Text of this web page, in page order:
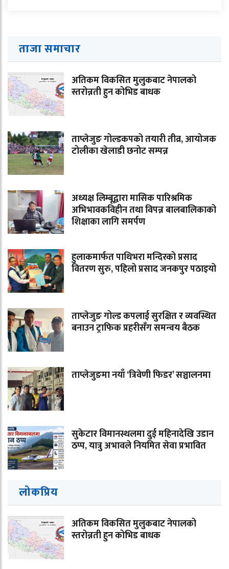
ताजा समाचार
अतिकम विकसित मुलुकबाट नेपालको
स्तरोन्नती हुन कोभिड बाधक
ताप्लेजुङ गोल्डकपको तयारी तीव्र, आयोजक
टोलीका खेलाडी छनोट सम्पन्न
अध्यक्ष लिम्बूद्वारा मासिक पारिश्रमिक
अभिभावकविहीन तथा विपन्न बालबालिकाको
शिक्षाका लागि समर्पण
हुलाकमार्फत पाथिभरा मन्दिरको प्रसाद
वितरण सुरु, पहिलो प्रसाद जनकपुर पठाइयो
ताप्लेजुङ गोल्ड कपलाई सुरक्षित र व्यवस्थित
बनाउन ट्राफिक प्रहरीसँग समन्वय बैठक
ताप्लेजुङमा नयाँ ‘त्रिवेणी फिडर’ सञ्चालनमा
सुकेटार विमानस्थलमा दुई महिनादेखि उडान
ठप्प, यात्रु अभावले नियमित सेवा प्रभावित
लोकप्रिय
अतिकम विकसित मुलुकबाट नेपालको
स्तरोन्नती हुन कोभिड बाधक